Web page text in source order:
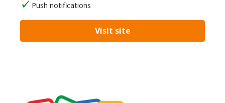
Push notifications
Visit site